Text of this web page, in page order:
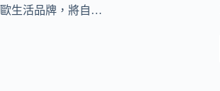
生活品牌，將自…